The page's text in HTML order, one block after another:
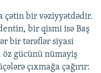
çətin bir vəziyyətdədir.
bir qismi isə Baş
bir tərəflər siyasi
gücünü nümayiş
çıxmağa çağırır: